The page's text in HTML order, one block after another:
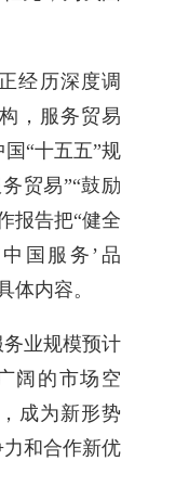
经历深度调
，服务贸易
“十五五”规
贸易”“鼓励
报告把“健全
国服务’品
体内容。
务业规模预计
阔的市场空
成为新形势
和合作新优